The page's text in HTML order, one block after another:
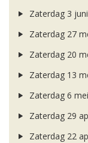
Zaterdag 3
Zaterdag 27
Zaterdag 20
Zaterdag 13
Zaterdag 6
Zaterdag 29
Zaterdag 22